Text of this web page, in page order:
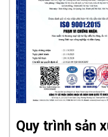
Quy trình sản